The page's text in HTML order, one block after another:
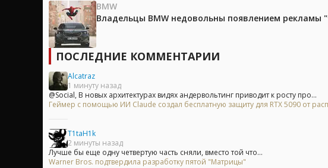
BMW
Владельцы BMW недовольны появлением рекламы
ПОСЛЕДНИЕ КОММЕНТАРИИ
Alcatraz
1 минуту назад
@Social, В новых архитектурах видях андервольтинг приводит к росту про...
Геймер с помощью ИИ Claude создал бесплатную защиту для RTX 5090 от
T1taH1k
2 минуты назад
Лучше бы еще одну четвертую часть сняли, вместо той что...
Warner Bros. подтвердила разработку пятой "Матрицы"